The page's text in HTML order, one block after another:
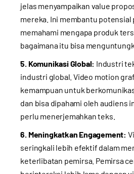
jelas menyampaikan value
mereka. Ini membantu potensial
memahami mengapa produk
bagaimana itu bisa
5. Komunikasi Global: Industri
industri global. Video motion
kemampuan untuk
dan bisa dipahami oleh audiens
perlu menerjemahkan teks.
6. Meningkatkan Engagement:
seringkali lebih efektif dalam
keterlibatan pemirsa. Pemirsa